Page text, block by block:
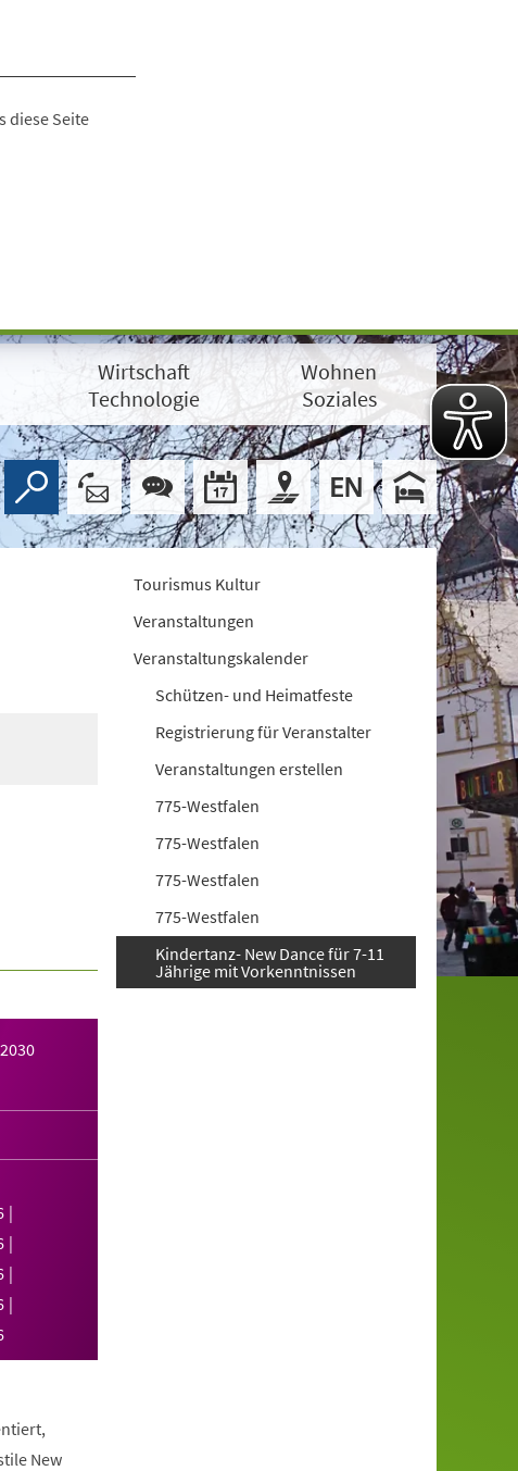
diese Seite
Wirtschaft
Technologie
Wohnen
Soziales
New
Tourismus Kultur
Veranstaltungen
Veranstaltungskalender
Schützen- und Heimatfeste
Registrierung für Veranstalter
Veranstaltungen erstellen
775-Westfalen
775-Westfalen
775-Westfalen
775-Westfalen
Kindertanz- New Dance für 7-11
Jährige mit Vorkenntnissen